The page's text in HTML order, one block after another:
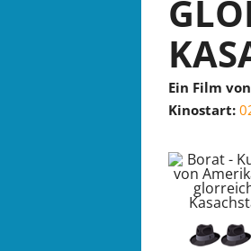
Ein Film von
Kinostart: